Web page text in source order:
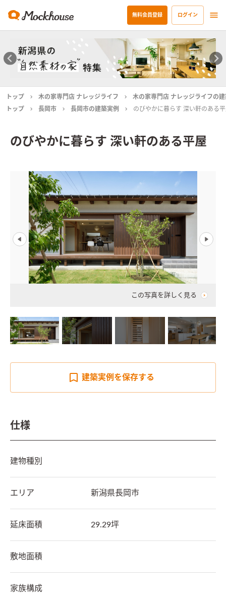
無料会員登録 ログイン
トップ 木の家専門店 ナレッジライフ
木の家専門店 ナレッジライフの
トップ
長岡市 長岡市の建築実例 のびやかに暮らす 深い軒のある
のびやかに暮らす 深い軒のある平屋
この写真を詳しく見る
建築実例を保存する
仕様
建物種別
エリア 新潟県長岡市
延床面積 29.29坪
敷地面積
家族構成